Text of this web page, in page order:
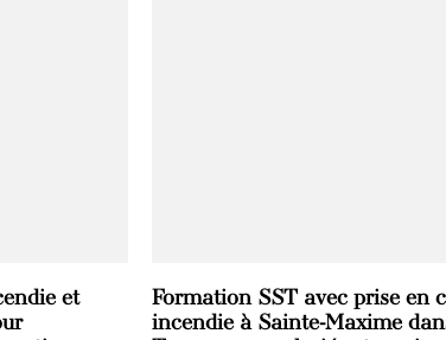
et
Formation SST avec prise en
incendie à Sainte-Maxime